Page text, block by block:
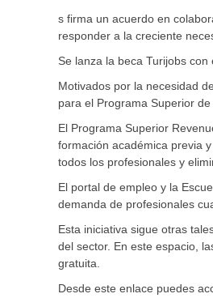
s firma un acuerdo en
responder a la creciente
Se lanza la beca Turijobs
Motivados por la necesidad
para el Programa Superior
El Programa Superior
formación académica previa
todos los profesionales y
El portal de empleo y la
demanda de profesionales
Esta iniciativa sigue otras
del sector. En este espacio,
gratuita.
Desde este enlace puedes